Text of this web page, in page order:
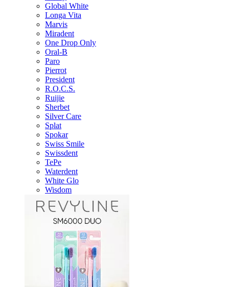
Global White
Longa Vita
Marvis
Miradent
One Drop Only
Oral-B
Paro
Pierrot
President
R.O.C.S.
Ruijie
Sherbet
Silver Care
Splat
Spokar
Swiss Smile
Swissdent
TePe
Waterdent
White Glo
Wisdom